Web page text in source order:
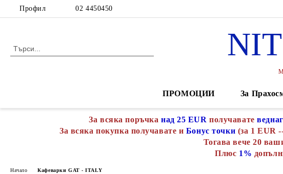
Профил 02 4450450
ПРОМОЦИИ За
За всяка поръчка над 25 EUR получавате
За всяка покупка получавате и Бонус точки (за 1 EUR
Тогава вече 20
Плюс 1%
Начало Кафеварки GAT - ITALY